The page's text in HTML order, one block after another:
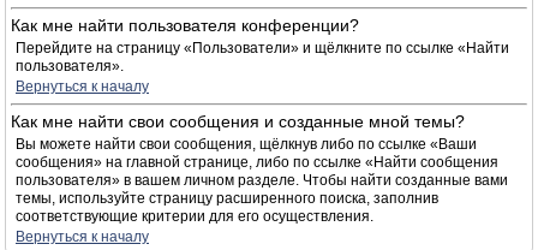
Как мне найти пользователя конференции?
Перейдите на страницу «Пользователи» и щёлкните по ссылке «Найти
пользователя».
Вернуться к началу
Как мне найти свои сообщения и созданные мной темы?
Вы можете найти свои сообщения, щёлкнув либо по ссылке «Ваши
сообщения» на главной странице, либо по ссылке «Найти сообщения
пользователя» в вашем личном разделе. Чтобы найти созданные вами
темы, используйте страницу расширенного поиска, заполнив
соответствующие критерии для его осуществления.
Вернуться к началу